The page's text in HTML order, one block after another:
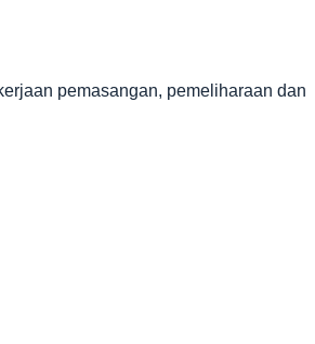
pemasangan, pemeliharaan dan